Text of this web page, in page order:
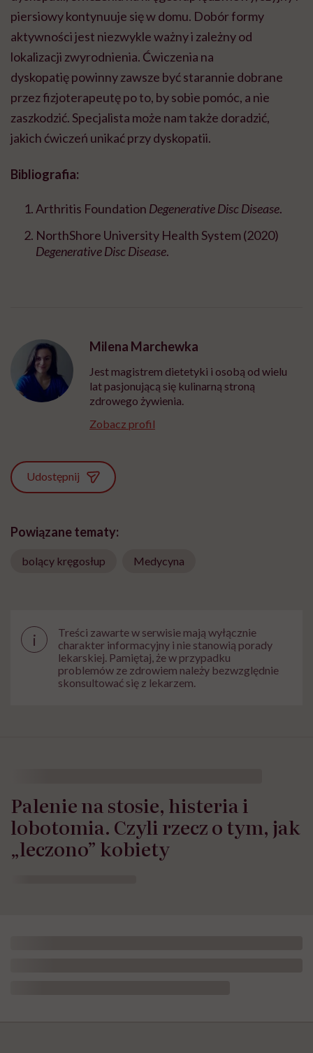
piersiowy kontynuuje się w domu. Dobór formy
aktywności jest niezwykle ważny i zależny od
lokalizacji zwyrodnienia. Ćwiczenia na
dyskopatię powinny zawsze być starannie dobrane
przez fizjoterapeutę po to, by sobie pomóc, a nie
zaszkodzić. Specjalista może nam także doradzić,
jakich ćwiczeń unikać przy dyskopatii.
Bibliografia:
Arthritis Foundation Degenerative Disc Disease.
NorthShore University Health System (2020)
Degenerative Disc Disease.
Milena Marchewka
Jest magistrem dietetyki i osobą od wielu
lat pasjonującą się kulinarną stroną
zdrowego żywienia.
Zobacz profil
Udostępnij
Powiązane tematy:
bolący kręgosłup Medycyna
i
Treści zawarte w serwisie mają wyłącznie
charakter informacyjny i nie stanowią porady
lekarskiej. Pamiętaj, że w przypadku
problemów ze zdrowiem należy bezwzględnie
skonsultować się z lekarzem.
Palenie na stosie, histeria i
lobotomia. Czyli rzecz o tym, jak
„leczono” kobiety